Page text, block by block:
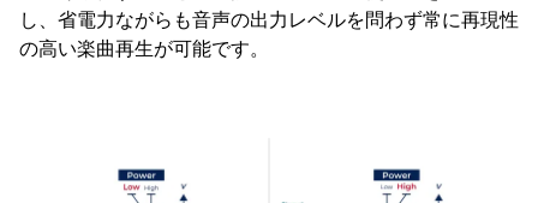
し、省電力ながらも音声の出力レベルを問わず常に再現性
の高い楽曲再生が可能です。